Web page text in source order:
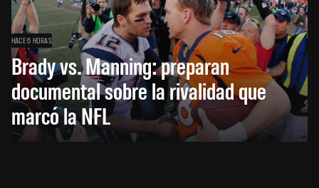
HACE 6 HORAS
Brady vs. Manning: preparan
documental sobre la rivalidad que
marcó la NFL